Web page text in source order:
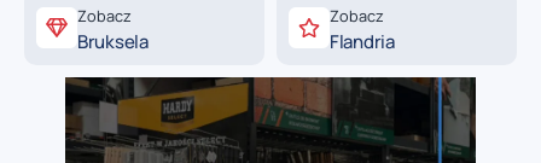
Zobacz
Bruksela
Zobacz
Flandria